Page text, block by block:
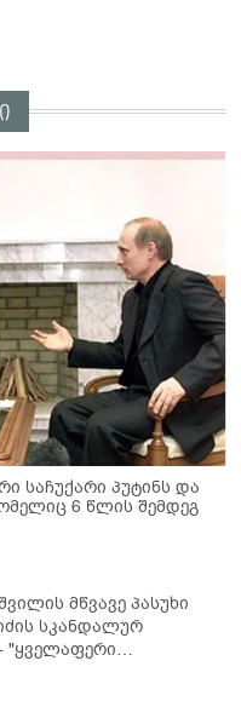
საჩუქარი პუტინს და
6 წლის შემდეგ
მწვავე პასუხი
სკანდალურ
"ყველაფერი
კამანში მოკლული